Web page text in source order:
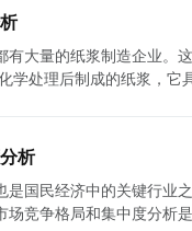
力创新，寻找更加可持
水
业的需求产生影响。例如
求可能会减少。此外，
求现状和趋势是多样化和环保化。
和南美等地。这些地区
环保意识的提高，一些
纸浆制造企业选择从这些国家进
中国纸浆制造业的发展
中国纸浆制造企业在技
了其竞争力和市
浆制造企业能够提高产
企业不仅能够扩大市场
大量的纸浆制造企业。
械纸浆的主要用途是生
发展中国家，机械纸浆市场表
问题。随着全球森林面
析
国民经济中的关键行业
和集中度分析是了解整个纸张